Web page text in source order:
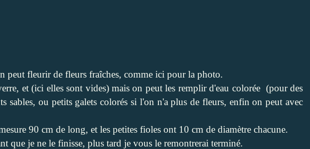
peut fleurir de fleurs fraîches, comme ici pour la photo.
et (ici elles sont vides) mais on peut les remplir d'eau colorée (pour des
sables, ou petits galets colorés si l'on n'a plus de fleurs, enfin on peut avec
90 cm de long, et les petites fioles ont 10 cm de diamètre chacune.
que je ne le finisse, plus tard je vous le remontrerai terminé.